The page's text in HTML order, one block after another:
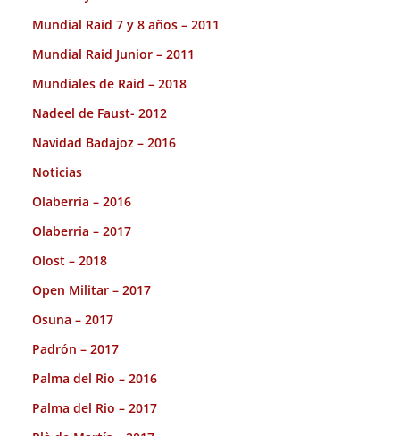
Mundial Raid 7 y 8 años – 2011
Mundial Raid Junior – 2011
Mundiales de Raid – 2018
Nadeel de Faust- 2012
Navidad Badajoz – 2016
Noticias
Olaberria – 2016
Olaberria – 2017
Olost – 2018
Open Militar – 2017
Osuna – 2017
Padrón – 2017
Palma del Rio – 2016
Palma del Rio – 2017